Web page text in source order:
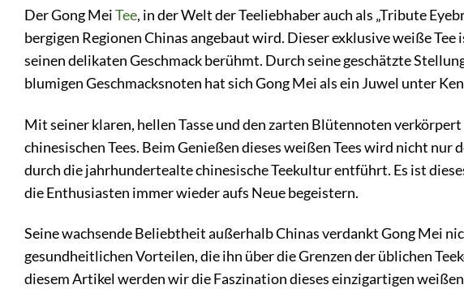
Der Gong MeiTee, in der Welt der Teeliebhaber auch als „Tribute
bergigen Regionen Chinas angebaut wird. Dieser exklusive weiße
seinen delikaten Geschmack berühmt. Durch seine geschätzte
blumigen Geschmacksnoten hat sich Gong Mei als ein Juwel unter
Mit seiner klaren, hellen Tasse und den zarten Blütennoten
chinesischen Tees. Beim Genießen dieses weißen Tees wird nicht nur
durch die jahrhundertealte chinesische Teekultur entführt. Es ist
die Enthusiasten immer wieder aufs Neue begeistern.
Seine wachsende Beliebtheit außerhalb Chinas verdankt Gong Mei
gesundheitlichen Vorteilen, die ihn über die Grenzen der üblichen
diesem Artikel werden wir die Faszination dieses einzigartigen